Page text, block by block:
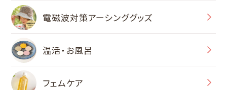
電磁波対策アーシンググッズ
温活・お風呂
フェムケア